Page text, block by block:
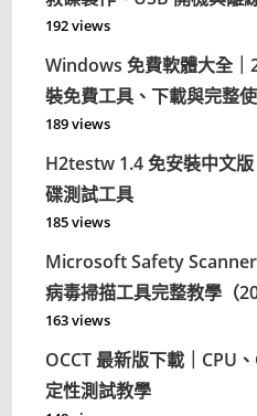
192 views
Windows 免費軟體大全
裝免費工具、下載與完整
189 views
H2testw 1.4 免安裝中文
碟測試工具
185 views
Microsoft Safety
病毒掃描工具完整教學（
163 views
OCCT 最新版下載｜CPU
定性測試教學